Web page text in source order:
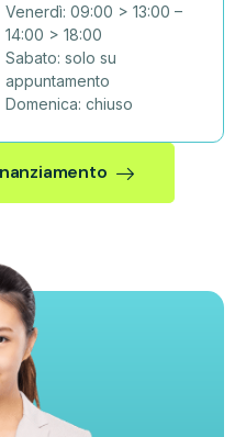
Venerdì: 09:00 > 13:00 –
14:00 > 18:00
Sabato: solo su
appuntamento
Domenica: chiuso